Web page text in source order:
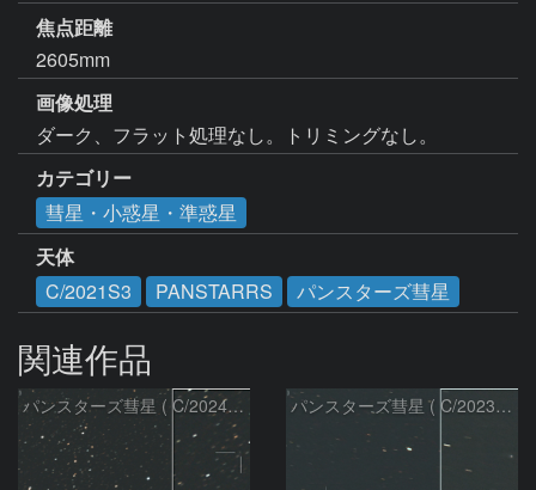
焦点距離
2605mm
画像処理
ダーク、フラット処理なし。トリミングなし。
カテゴリー
彗星・小惑星・準惑星
天体
C/2021S3
PANSTARRS パンスターズ彗星
関連作品
パンスターズ彗星 ( C/2024R4 )：2026/07/27 パンスターズ彗星 ( C/2023R1 )：2026/07/09